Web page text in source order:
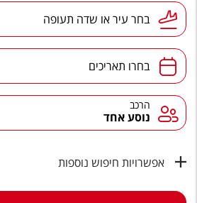
חבילות נופש
הרגע האחרון
חבילות בריאות וספא
טיסות לחו"ל
בחר עיר או שדה תעופה
בחרו תאריכים
הרכב
נוסע אחד
אפשרויות חיפוש נוספות